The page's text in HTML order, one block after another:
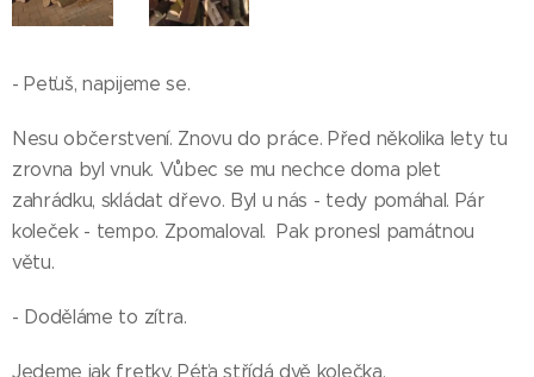
- Peťuš, napijeme se.
Nesu občerstvení. Znovu do práce. Před několika lety tu
zrovna byl vnuk. Vůbec se mu nechce doma plet
zahrádku, skládat dřevo. Byl u nás - tedy pomáhal. Pár
koleček - tempo. Zpomaloval. Pak pronesl památnou
větu.
- Doděláme to zítra.
Jedeme jak fretky. Péťa střídá dvě kolečka.